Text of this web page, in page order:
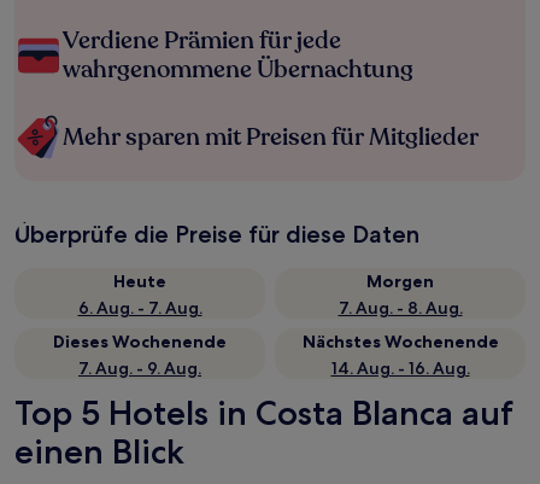
Verdiene Prämien für jede
wahrgenommene Übernachtung
Mehr sparen mit Preisen für Mitglieder
Überprüfe die Preise für diese Daten
Heute
6. Aug. - 7. Aug.
Morgen
7. Aug. - 8. Aug.
Dieses Wochenende
7. Aug. - 9. Aug.
Nächstes Wochenende
14. Aug. - 16. Aug.
Top 5 Hotels in Costa Blanca auf
einen Blick